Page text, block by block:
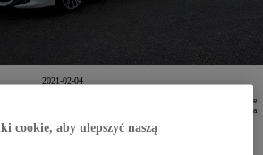
2021-02-04
łącznie 5857 samochodów osobowych i zajęła pierwsze miejsce
marką. Najpopularniejszymi modelami w tym okresie były Corolla
cookie, aby ulepszyć naszą